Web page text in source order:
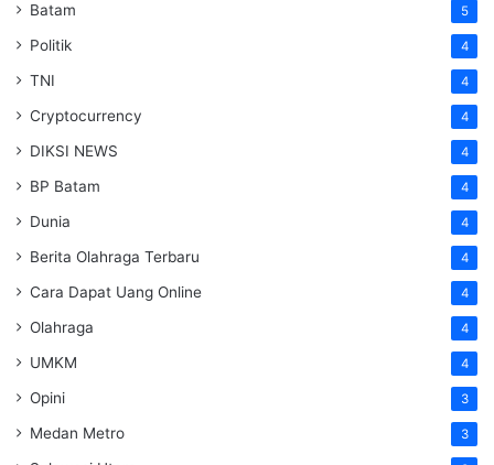
Batam 5
Politik 4
TNI 4
Cryptocurrency 4
DIKSI NEWS 4
BP Batam 4
Dunia 4
Berita Olahraga Terbaru 4
Cara Dapat Uang Online 4
Olahraga 4
UMKM 4
Opini 3
Medan Metro 3